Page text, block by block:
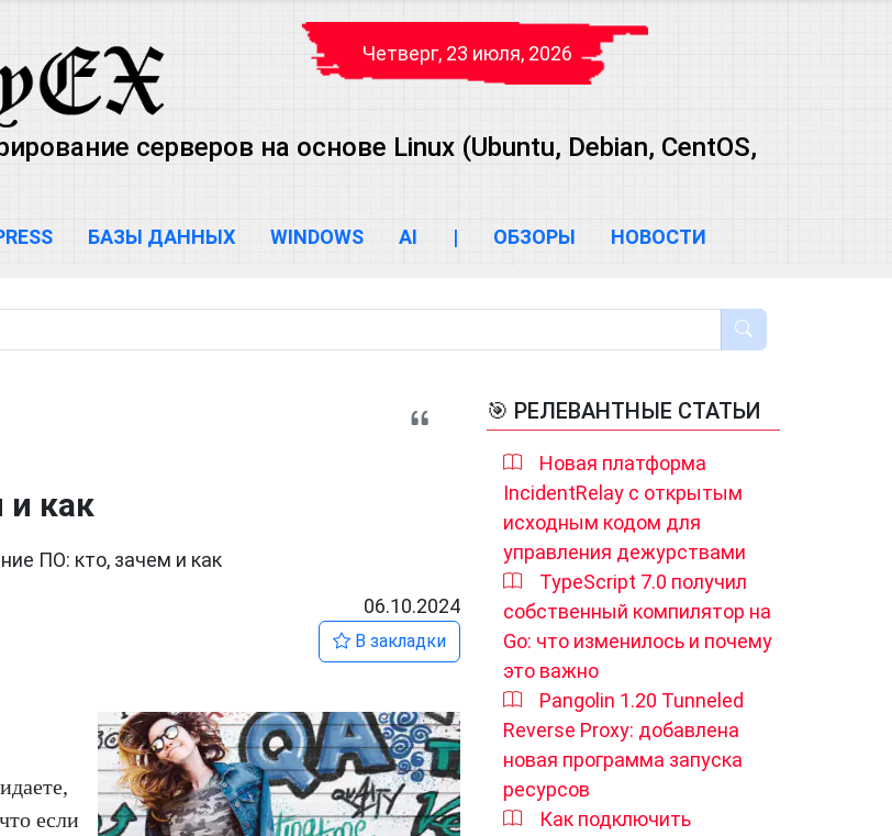
Четверг, 23 июля, 2026
серверов на основе Linux (Ubuntu, Debian, CentOS,
БАЗЫ ДАННЫХ WINDOWS AI | ОБЗОРЫ НОВОСТИ
и как
ПО: кто, зачем и как
06.10.2024
В закладки
если
🎯 РЕЛЕВАНТНЫЕ СТАТЬИ
Новая платформа
IncidentRelay с открытым
исходным кодом для
управления дежурствами
TypeScript 7.0 получил
собственный компилятор на
Go: что изменилось и почему
это важно
Pangolin 1.20 Tunneled
Reverse Proxy: добавлена
новая программа запуска
ресурсов
Как подключить